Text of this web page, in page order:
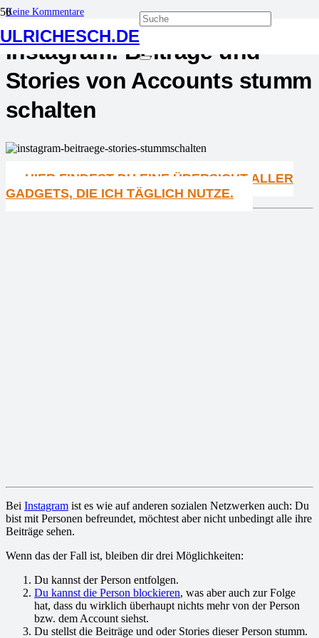
ULRICHESCH.DE
Keine Kommentare
Instagram: Beiträge und
Stories von Accounts stumm
schalten
HIER FINDEST DU EINE ÜBERSICHT ALLER
GADGETS, DIE ICH TÄGLICH NUTZE.
Bei Instagram ist es wie auf anderen sozialen Netzwerken auch: Du
bist mit Personen befreundet, möchtest aber nicht unbedingt alle ihre
Beiträge sehen.
Wenn das der Fall ist, bleiben dir drei Möglichkeiten:
Du kannst der Person entfolgen.
Du kannst die Person blockieren, was aber auch zur Folge
hat, dass du wirklich überhaupt nichts mehr von der Person
bzw. dem Account siehst.
Du stellst die Beiträge und oder Stories dieser Person stumm.